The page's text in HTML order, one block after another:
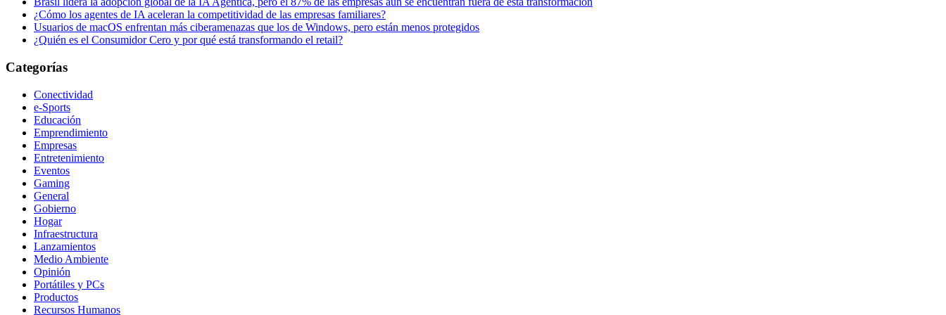
¿Cómo los agentes de IA aceleran la competitividad de las empresas familiares?
Usuarios de macOS enfrentan más ciberamenazas que los de Windows, pero están menos protegidos
¿Quién es el Consumidor Cero y por qué está transformando el retail?
Categorías
Conectividad
e-Sports
Educación
Emprendimiento
Empresas
Entretenimiento
Eventos
Gaming
General
Gobierno
Hogar
Infraestructura
Lanzamientos
Medio Ambiente
Opinión
Portátiles y PCs
Productos
Recursos Humanos